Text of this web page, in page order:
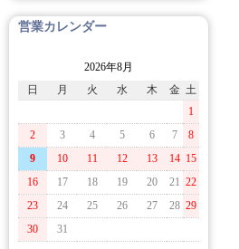
営業カレンダー
2026年8月
日
月 火 水 木 金 土
1
2
3 4 5 6 7
8
9
10 11 12 13 14 15
16
17 18 19 20 21 22
23
24 25 26 27 28 29
30
31